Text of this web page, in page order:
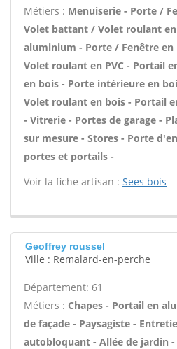
Métiers : Menuiserie - Porte /
Volet battant / Volet roulant
aluminium - Porte / Fenêtre en
Volet roulant en PVC - Portail
en bois - Porte intérieure en
Volet roulant en bois - Portail
- Vitrerie - Portes de garage -
sur mesure - Stores - Porte
portes et portails -
Voir la fiche artisan : Sees bois
Geoffrey roussel
Ville : Remalard-en-perche
Département: 61
Métiers : Chapes - Portail en
de façade - Paysagiste -
autobloquant - Allée de jardin -